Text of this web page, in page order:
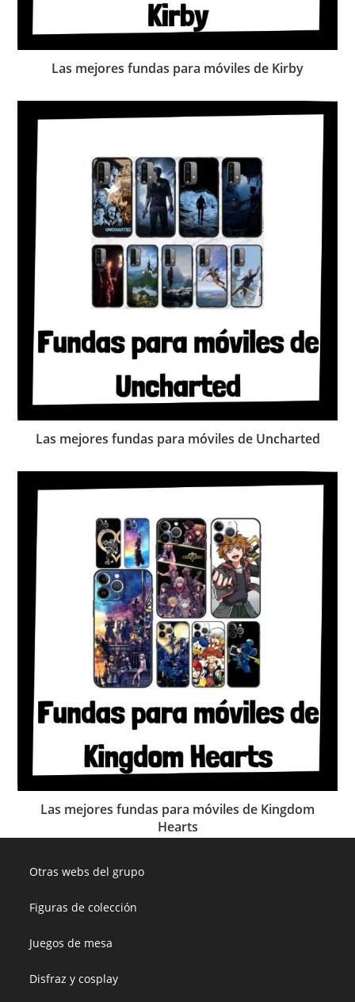
Las mejores fundas para móviles de Kirby
Las mejores fundas para móviles de Uncharted
Las mejores fundas para móviles de Kingdom
Hearts
Otras webs del grupo
Figuras de colección
Juegos de mesa
Disfraz y cosplay